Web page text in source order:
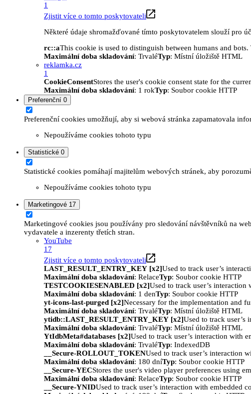
1
Zjistit více o tomto poskytovateli
Některé údaje shromažďované tímto poskytovatelem slouží pro
rc::aThis cookie is used to distinguish between humans and
Maximální doba skladování: TrvaléTyp: Místní úložiště HTML
reklamka.cz
1
CookieConsentStores the user's cookie consent state for the
Maximální doba skladování: 1 rokTyp: Soubor cookie HTTP
Preferenční 0
Preferenční cookies umožňují, aby si webová stránka zapamatovala
Nepoužíváme cookies tohoto typu
Statistické 0
Statistické cookies pomáhají majitelům webových stránek, aby
Nepoužíváme cookies tohoto typu
Marketingové 17
Marketingové cookies jsou používány pro sledování návštěvníků na
vydavatele a inzerenty třetích stran.
YouTube
17
Zjistit více o tomto poskytovateli
LAST_RESULT_ENTRY_KEY [x2]Used to track user’s
Maximální doba skladování: RelaceTyp: Soubor cookie HTTP
TESTCOOKIESENABLED [x2]Used to track user’s interaction
Maximální doba skladování: 1 denTyp: Soubor cookie HTTP
yt-icons-last-purged [x2]Necessary for the implementation and
Maximální doba skladování: TrvaléTyp: Místní úložiště HTML
ytidb::LAST_RESULT_ENTRY_KEY [x2]Used to track user’s
Maximální doba skladování: TrvaléTyp: Místní úložiště HTML
YtIdbMeta#databases [x2]Used to track user’s interaction with
Maximální doba skladování: TrvaléTyp: IndexedDB
__Secure-ROLLOUT_TOKENUsed to track user’s interaction
Maximální doba skladování: 180 dníTyp: Soubor cookie HTTP
__Secure-YECStores the user's video player preferences using
Maximální doba skladování: RelaceTyp: Soubor cookie HTTP
__Secure-YNIDUsed to track user’s interaction with embedded